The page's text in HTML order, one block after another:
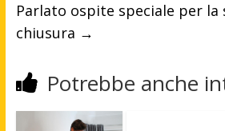
Parlato ospite speciale per la
chiusura →
Potrebbe anche